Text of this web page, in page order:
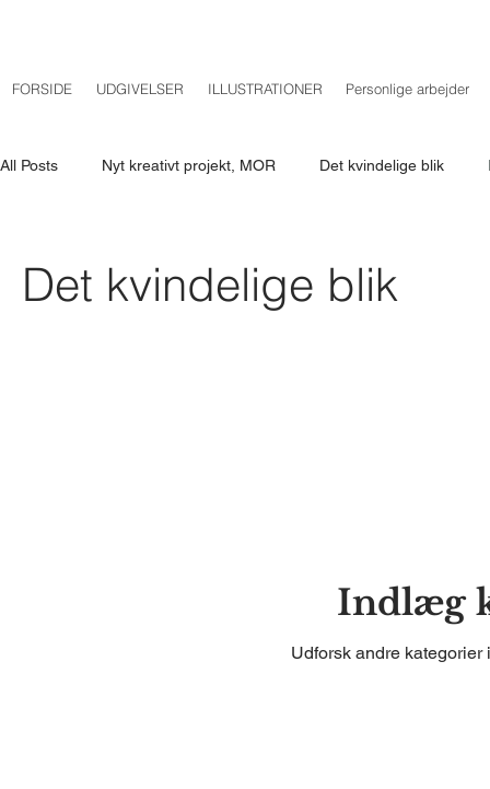
FORSIDE UDGIVELSER ILLUSTRATIONER Personlige arbejder
All Posts Nyt kreativt projekt, MOR Det kvindelige blik
Det kvindelige blik
Indlæg
Udforsk andre